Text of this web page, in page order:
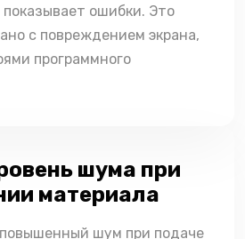
ошибки. Это
с повреждением экрана,
программного
шума при
материала
шум при подаче